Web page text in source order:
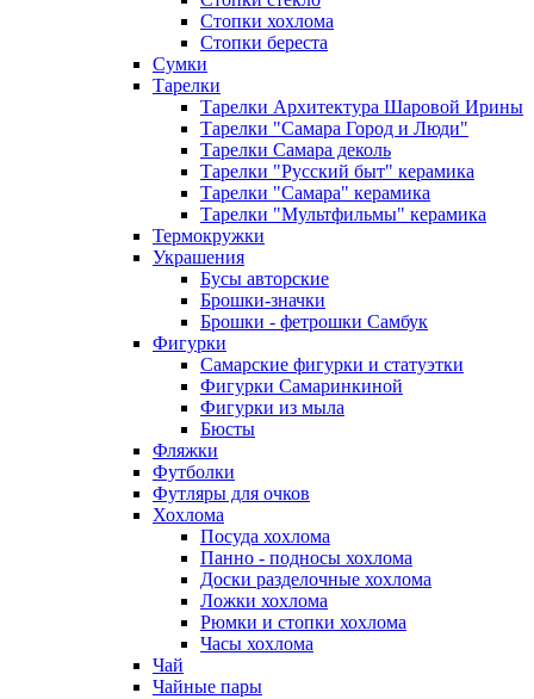
Стопки хохлома
Стопки береста
Сумки
Тарелки
Тарелки Архитектура Шаровой Ирины
Тарелки "Самара Город и Люди"
Тарелки Самара деколь
Тарелки "Русский быт" керамика
Тарелки "Самара" керамика
Тарелки "Мультфильмы" керамика
Термокружки
Украшения
Бусы авторские
Брошки-значки
Брошки - фетрошки Самбук
Фигурки
Самарские фигурки и статуэтки
Фигурки Самаринкиной
Фигурки из мыла
Бюсты
Фляжки
Футболки
Футляры для очков
Хохлома
Посуда хохлома
Панно - подносы хохлома
Доски разделочные хохлома
Ложки хохлома
Рюмки и стопки хохлома
Часы хохлома
Чай
Чайные пары